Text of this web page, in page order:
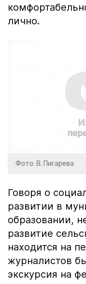
лично.
Фото: В. Пигарева
Говоря о
развитии в
образовании,
развитие
находится на
журналистов
экскурсия на